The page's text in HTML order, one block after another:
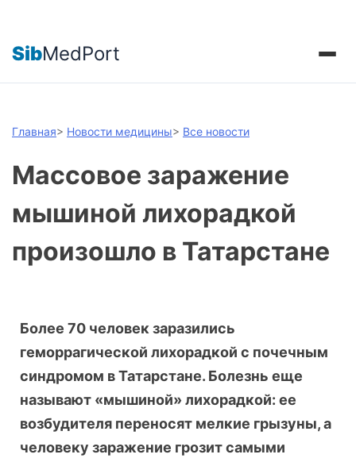
SibMedPort
Главная> Новости медицины> Все новости
Массовое заражение
мышиной лихорадкой
произошло в Татарстане
Более 70 человек заразились
геморрагической лихорадкой с почечным
синдромом в Татарстане. Болезнь еще
называют «мышиной» лихорадкой: ее
возбудителя переносят мелкие грызуны, а
человеку заражение грозит самыми